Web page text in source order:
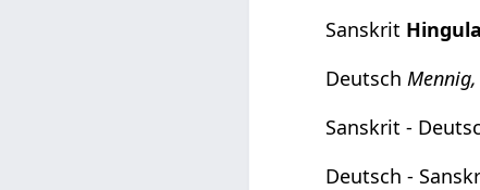
Sanskrit Hingula
Deutsch
Sanskrit -
Deutsch -